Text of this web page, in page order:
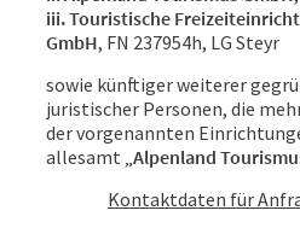
iii. Touristische
GmbH, FN 237954h, LG Steyr
sowie künftiger weiterer
juristischer Personen, die
der vorgenannten
allesamt „Alpenland
Kontaktdaten für